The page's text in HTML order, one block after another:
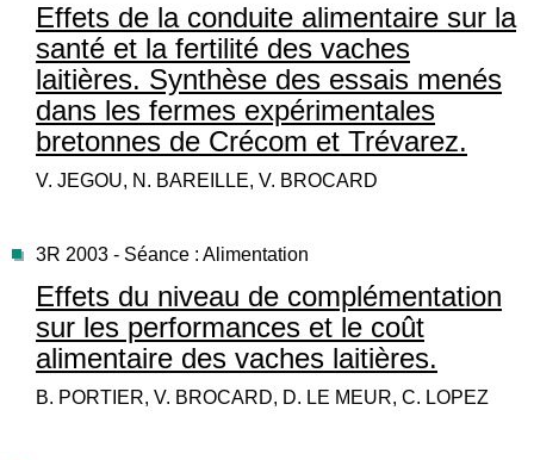
Effets de la conduite alimentaire sur la
santé et la fertilité des vaches
laitières. Synthèse des essais menés
dans les fermes expérimentales
bretonnes de Crécom et Trévarez.
V. JEGOU, N. BAREILLE, V. BROCARD
3R 2003 - Séance : Alimentation
Effets du niveau de complémentation
sur les performances et le coût
alimentaire des vaches laitières.
B. PORTIER, V. BROCARD, D. LE MEUR, C. LOPEZ